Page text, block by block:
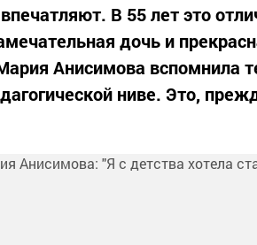
В 55 лет это
дочь и
Анисимова вспомнила
ниве. Это,